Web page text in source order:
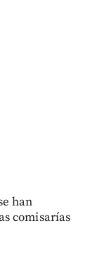
han
comisarías